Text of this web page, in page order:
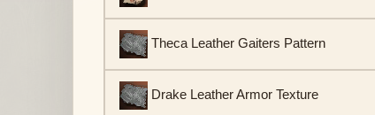
Theca Leather Gaiters Pattern
Drake Leather Armor Texture